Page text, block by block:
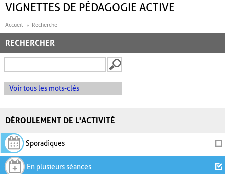
VIGNETTES DE PÉDAGOGIE ACTIVE
Accueil Recherche
RECHERCHER
Voir tous les mots-clés
DÉROULEMENT DE L'ACTIVITÉ
Sporadiques
En plusieurs séances